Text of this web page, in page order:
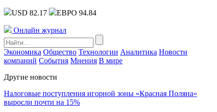
USD 82.17 ЕВРО 94.84
Онлайн журнал
Экономика Общество Технологии Аналитика Новости
компаний События Мнения В мире
Другие новости
Налоговые поступления игорной зоны «Красная Поляна»
выросли почти на 15%